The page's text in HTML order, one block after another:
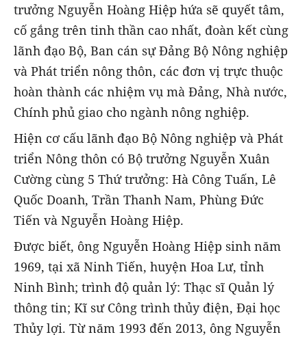
trưởng Nguyễn Hoàng Hiệp hứa sẽ quyết tâm,
cố gắng trên tinh thần cao nhất, đoàn kết cùng
lãnh đạo Bộ, Ban cán sự Đảng Bộ Nông nghiệp
và Phát triển nông thôn, các đơn vị trực thuộc
hoàn thành các nhiệm vụ mà Đảng, Nhà nước,
Chính phủ giao cho ngành nông nghiệp.
Hiện cơ cấu lãnh đạo Bộ Nông nghiệp và Phát
triển Nông thôn có Bộ trưởng Nguyễn Xuân
Cường cùng 5 Thứ trưởng: Hà Công Tuấn, Lê
Quốc Doanh, Trần Thanh Nam, Phùng Đức
Tiến và Nguyễn Hoàng Hiệp.
Được biết, ông Nguyễn Hoàng Hiệp sinh năm
1969, tại xã Ninh Tiến, huyện Hoa Lư, tỉnh
Ninh Bình; trình độ quản lý: Thạc sĩ Quản lý
thông tin; Kĩ sư Công trình thủy điện, Đại học
Thủy lợi. Từ năm 1993 đến 2013, ông Nguyễn